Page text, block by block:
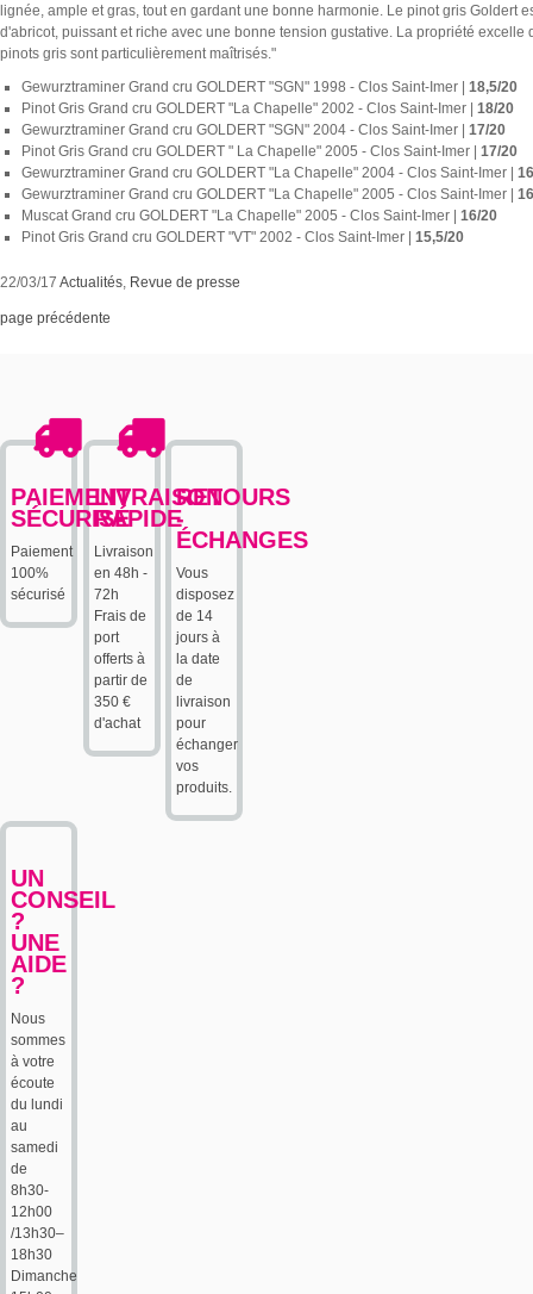
lignée, ample et gras, tout en gardant une bonne harmonie. Le pinot gris Goldert
d'abricot, puissant et riche avec une bonne tension gustative. La propriété excelle
pinots gris sont particulièrement maîtrisés."
Gewurztraminer Grand cru GOLDERT "SGN" 1998 - Clos Saint-Imer | 18,5/20
Pinot Gris Grand cru GOLDERT "La Chapelle" 2002 - Clos Saint-Imer | 18/20
Gewurztraminer Grand cru GOLDERT "SGN" 2004 - Clos Saint-Imer | 17/20
Pinot Gris Grand cru GOLDERT " La Chapelle" 2005 - Clos Saint-Imer | 17/20
Gewurztraminer Grand cru GOLDERT "La Chapelle" 2004 - Clos Saint-Imer |
Gewurztraminer Grand cru GOLDERT "La Chapelle" 2005 - Clos Saint-Imer |
Muscat Grand cru GOLDERT "La Chapelle" 2005 - Clos Saint-Imer | 16/20
Pinot Gris Grand cru GOLDERT "VT" 2002 - Clos Saint-Imer | 15,5/20
22/03/17 Actualités Revue de presse
page précédente
PAIEMENT
SÉCURISÉ
Paiement
100%
sécurisé
LIVRAISON
RAPIDE
Livraison
en 48h -
72h
Frais de
port
offerts à
partir de
350 €
d'achat
RETOURS
-
ÉCHANGES
Vous
disposez
de 14
jours à
la date
de
livraison
pour
échanger
vos
produits.
UN
CONSEIL
?
UNE
AIDE
?
Nous
sommes
à votre
écoute
du lundi
au
samedi
de
8h30-
12h00
/13h30–
18h30
Dimanche